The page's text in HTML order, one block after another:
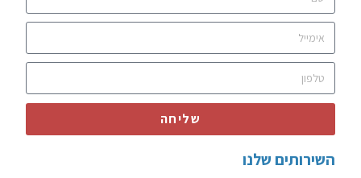
שליחה
השירותים שלנו